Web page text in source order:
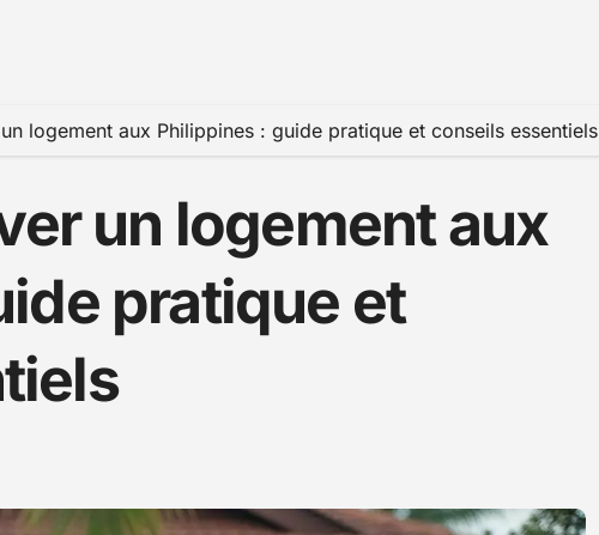
logement aux Philippines : guide pratique et conseils essentiels
un logement aux
pratique et